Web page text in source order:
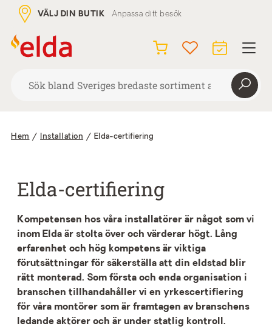
VÄLJ DIN BUTIK Anpassa ditt besök
Hem / Installation / Elda-certifiering
Elda-certifiering
Kompetensen hos våra installatörer är något som vi
inom Elda är stolta över och värderar högt. Lång
erfarenhet och hög kompetens är viktiga
förutsättningar för säkerställa att din eldstad blir
rätt monterad. Som första och enda organisation i
branschen tillhandahåller vi en yrkescertifiering
för våra montörer som är framtagen av branschens
ledande aktörer och är under statlig kontroll.